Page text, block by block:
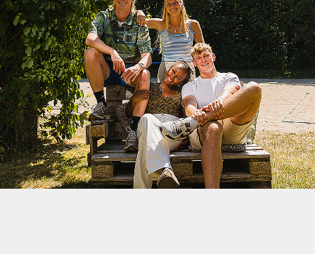
Løb
OCR
Padel
Pardans
Rytmisk gymnastik